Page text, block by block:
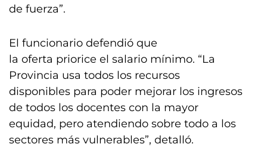
de fuerza”.
El funcionario defendió que
la oferta priorice el salario mínimo. “La
Provincia usa todos los recursos
disponibles para poder mejorar los ingresos
de todos los docentes con la mayor
equidad, pero atendiendo sobre todo a los
sectores más vulnerables”, detalló.